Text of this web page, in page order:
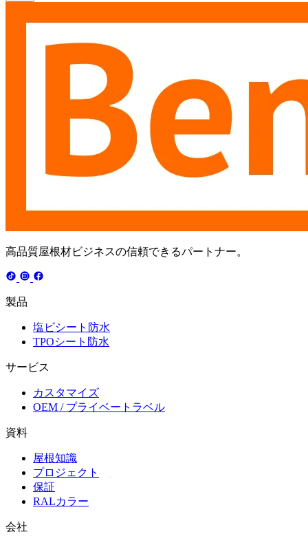
高品質屋根材ビジネスの信頼できるパートナー。
製品
塩ビシート防水
TPOシート防水
サービス
カスタマイズ
OEM / プライベートラベル
資料
屋根知識
プロジェクト
保証
RALカラー
会社